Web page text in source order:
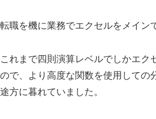
転職を機に業務でエクセルをメイン
これまで四則演算レベルでしかエク
ので、より高度な関数を使用しての
途方に暮れていました。